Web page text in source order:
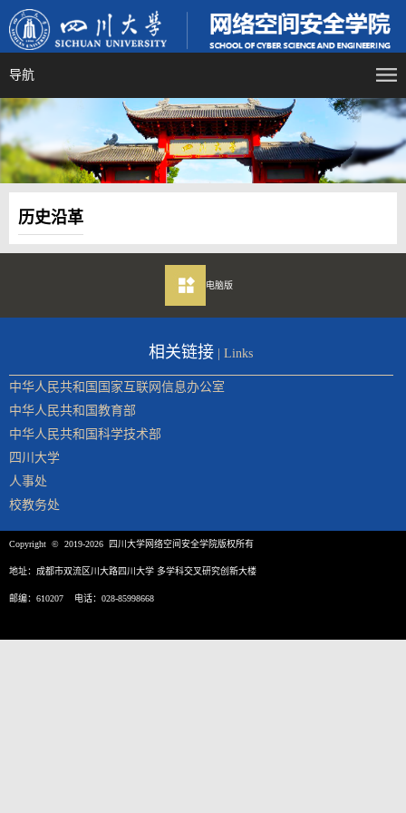
导航
历史沿革
电脑版
相关链接 | Links
中华人民共和国国家互联网信息办公室
中华人民共和国教育部
中华人民共和国科学技术部
四川大学
人事处
校教务处
Copyright © 2019-2026 四川大学网络空间安全学院版权所有
地址：成都市双流区川大路四川大学 多学科交叉研究创新大楼
邮编：610207 电话：028-85998668